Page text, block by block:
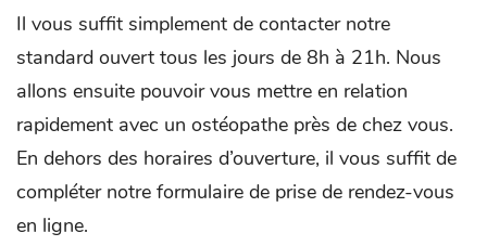
Il vous suffit simplement de contacter notre
standard ouvert tous les jours de 8h à 21h. Nous
allons ensuite pouvoir vous mettre en relation
rapidement avec un ostéopathe près de chez vous.
En dehors des horaires d’ouverture, il vous suffit de
compléter notre formulaire de prise de rendez-vous
en ligne.